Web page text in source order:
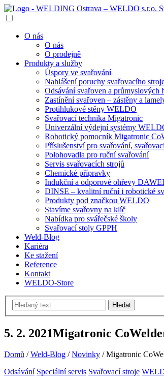
O nás
O nás
O prodejně
Produkty a služby
Úspory ve svařování
Nahlášení poruchy svařovacího
Odsávání svařoven a průmyslových
Zastínění svařoven – zástěny a
Protihlukové stěny WELDO
Svařovací technika Migatronic
Univerzální výdejní systémy
Robotický pomocník Migatronic
Příslušenství pro svařování,
Polohovadla pro ruční svařování
Servis svařovacích strojů
Chemické přípravky
Indukční a odporové ohřevy
DINSE – kvalitní ruční i robotické
Produkty pod značkou WELDO
Stavíme svařovny na klíč
Nabídka pro svářečské školy
Svařovací stoly GPPH
Weld-Blog
Kariéra
Ke stažení
Reference
Kontakt
WELDO-Store
Hledat
5. 2. 2021Migatronic
Domů /Weld-Blog /Novinky /Migatronic
Odsávání Speciální servis Svařovací stroje